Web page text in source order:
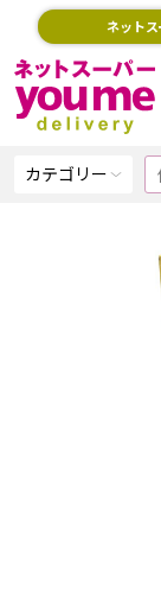
ネットス
カテゴリー